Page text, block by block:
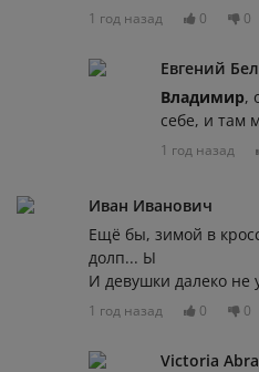
1 год назад 0 0
Евгений
Владимир,
себе, и там
1 год назад
Иван Иванович
Ещё бы, зимой в
долп... Ы
И девушки далеко не
1 год назад 0 0
Victoria